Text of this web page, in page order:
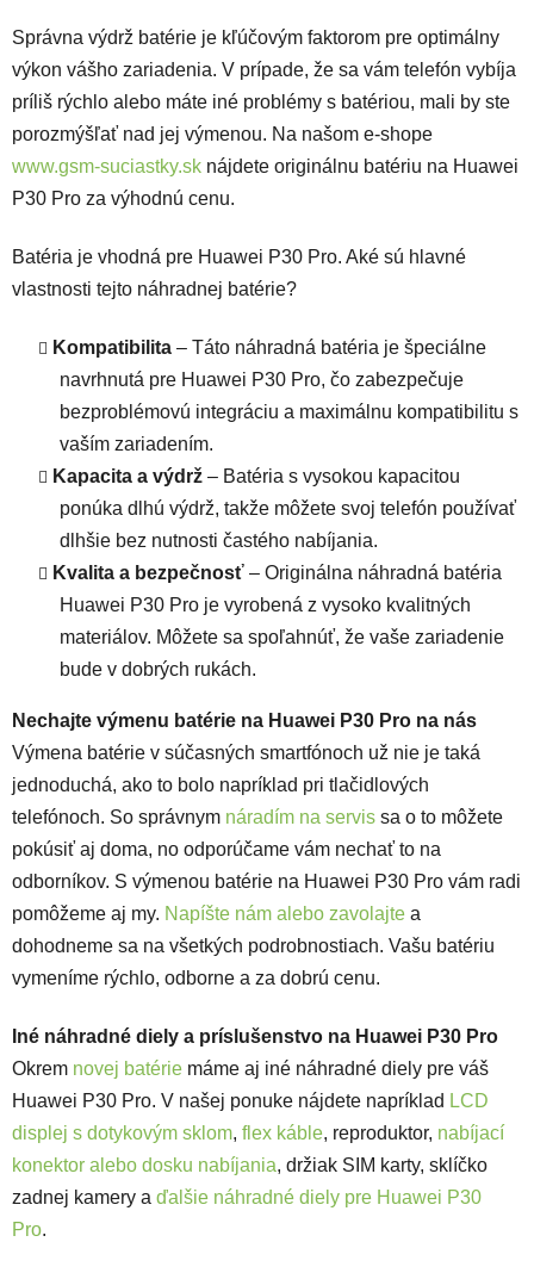
Správna výdrž batérie je kľúčovým faktorom pre optimálny
výkon vášho zariadenia. V prípade, že sa vám telefón vybíja
príliš rýchlo alebo máte iné problémy s batériou, mali by ste
porozmýšľať nad jej výmenou. Na našom e-shope
www.gsm-suciastky.sk nájdete originálnu batériu na Huawei
P30 Pro za výhodnú cenu.
Batéria je vhodná pre Huawei P30 Pro. Aké sú hlavné
vlastnosti tejto náhradnej batérie?
Kompatibilita – Táto náhradná batéria je špeciálne
navrhnutá pre Huawei P30 Pro, čo zabezpečuje
bezproblémovú integráciu a maximálnu kompatibilitu s
vaším zariadením.
Kapacita a výdrž – Batéria s vysokou kapacitou
ponúka dlhú výdrž, takže môžete svoj telefón používať
dlhšie bez nutnosti častého nabíjania.
Kvalita a bezpečnosť – Originálna náhradná batéria
Huawei P30 Pro je vyrobená z vysoko kvalitných
materiálov. Môžete sa spoľahnúť, že vaše zariadenie
bude v dobrých rukách.
Nechajte výmenu batérie na Huawei P30 Pro na nás
Výmena batérie v súčasných smartfónoch už nie je taká
jednoduchá, ako to bolo napríklad pri tlačidlových
telefónoch. So správnym náradím na servis sa o to môžete
pokúsiť aj doma, no odporúčame vám nechať to na
odborníkov. S výmenou batérie na Huawei P30 Pro vám radi
pomôžeme aj my. Napíšte nám alebo zavolajte a
dohodneme sa na všetkých podrobnostiach. Vašu batériu
vymeníme rýchlo, odborne a za dobrú cenu.
Iné náhradné diely a príslušenstvo na Huawei P30 Pro
Okrem novej batérie máme aj iné náhradné diely pre váš
Huawei P30 Pro. V našej ponuke nájdete napríklad LCD
displej s dotykovým sklom, flex káble, reproduktor, nabíjací
konektor alebo dosku nabíjania, držiak SIM karty, sklíčko
zadnej kamery a ďalšie náhradné diely pre Huawei P30
Pro.